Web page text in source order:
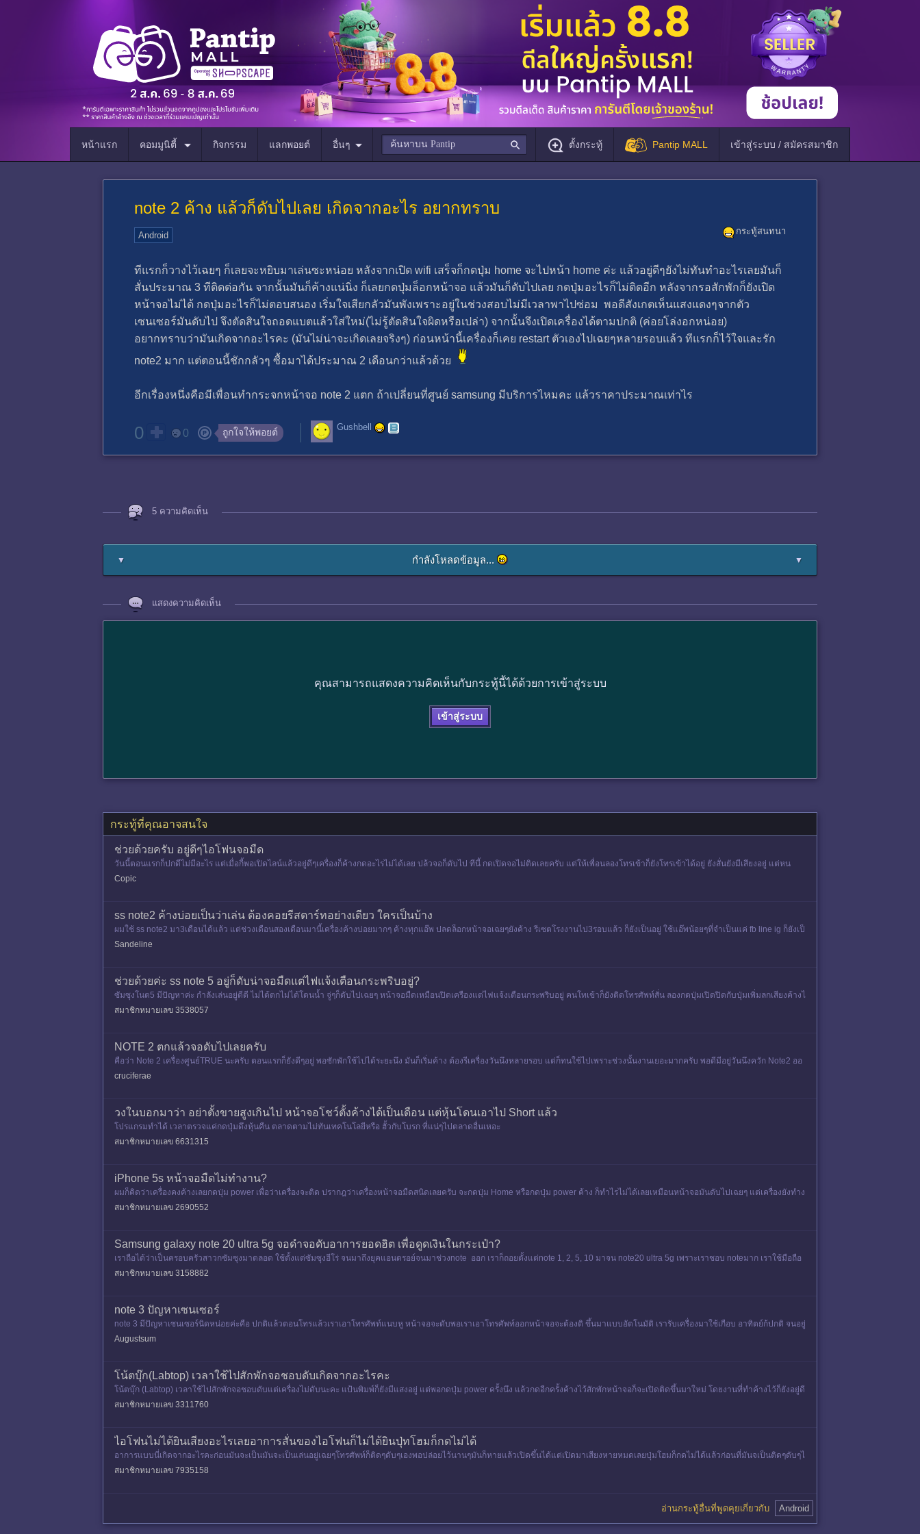
หน้าแรก คอมมูนิตี้ กิจกรรม แลกพอยต์ อื่นๆ ตั้งกระทู้ Pantip MALL เข้าสู่ระบบ / สมัครสมาชิก
note 2 ค้าง แล้วก็ดับไปเลย เกิดจากอะไร อยากทราบ
กระทู้สนทนา
Android
ทีแรกก็วางไว้เฉยๆ ก็เลยจะหยิบมาเล่นซะหน่อย หลังจากเปิด wifi เสร็จก็กดปุ่ม home จะไปหน้า home ค่ะ แล้วอยู่ดีๆยังไม่ทันทำอะไรเลยมันก็
สั่นประมาณ 3 ทีติดต่อกัน จากนั้นมันก็ค้างแน่นิ่ง ก็เลยกดปุ่มล็อกหน้าจอ แล้วมันก็ดับไปเลย กดปุ่มอะไรก็ไม่ติดอีก หลังจากรอสักพักก็ยังเปิด
หน้าจอไม่ได้ กดปุ่มอะไรก็ไม่ตอบสนอง เริ่มใจเสียกลัวมันพังเพราะอยู่ในช่วงสอบไม่มีเวลาพาไปซ่อม พอดีสังเกตเห็นแสงแดงๆจากตัว
เซนเซอร์มันดับไป จึงตัดสินใจถอดแบตแล้วใส่ใหม่(ไม่รู้ตัดสินใจผิดหรือเปล่า) จากนั้นจึงเปิดเครื่องได้ตามปกติ (ค่อยโล่งอกหน่อย)
อยากทราบว่ามันเกิดจากอะไรคะ (มันไม่น่าจะเกิดเลยจริงๆ) ก่อนหน้านี้เครื่องก็เคย restart ตัวเองไปเฉยๆหลายรอบแล้ว ทีแรกก็ไว้ใจและรัก
note2 มาก แต่ตอนนี้ชักกลัวๆ ซื้อมาได้ประมาณ 2 เดือนกว่าแล้วด้วย
อีกเรื่องหนึ่งคือมีเพื่อนทำกระจกหน้าจอ note 2 แตก ถ้าเปลี่ยนที่ศูนย์ samsung มีบริการไหมคะ แล้วราคาประมาณเท่าไร
0 0 ถูกใจให้พอยต์ Gushbell
5 ความคิดเห็น
▼ กำลังโหลดข้อมูล... ▼
แสดงความคิดเห็น
คุณสามารถแสดงความคิดเห็นกับกระทู้นี้ได้ด้วยการเข้าสู่ระบบ
เข้าสู่ระบบ
กระทู้ที่คุณอาจสนใจ
ช่วยด้วยครับ อยู่ดีๆไอโฟนจอมืด
วันนี้ตอนแรกก็ปกดีไม่มีอะไร แต่เมื่อกี้พอเปิดไลน์แล้วอยู่ดีๆเครื่องก็ค้างกดอะไรไม่ได้เลย ปล้วจอก็ดับไป ทีนี้ กดเปิดจอไม่ติดเลยครับ แต่ให้เพื่อนลองโทรเข้าก็ยังโทรเข้าได้อยู่ ยังสั่นยังมีเสียงอยู่ แต่หน
Copic
ss note2 ค้างบ่อยเป็นว่าเล่น ต้องคอยรีสตาร์ทอย่างเดียว ใครเป็นบ้าง
ผมใช้ ss note2 มา3เดือนได้แล้ว แต่ช่วงเดือนสองเดือนมานี้เครื่องค้างบ่อยมากๆ ค้างทุกแอ๊พ ปลดล็อกหน้าจอเฉยๆยังค้าง รีเซตโรงงานไป3รอบแล้ว ก็ยังเป็นอยู่ ใช้แอ๊พน้อยๆที่จำเป็นแค่ fb line ig ก็ยังเป็
นครับ ล
Sandeline
ช่วยด้วยค่ะ ss note 5 อยู่ก็ดับน่าจอมืดแต่ไฟแจ้งเตือนกระพริบอยู่?
ซัมซุงโนต5 มีปัญหาค่ะ กำลังเล่นอยู่ดีดี ไม่ได้ตกไม่ได้โดนน้ำ จู่ๆก็ดับไปเฉยๆ หน้าจอมืดเหมือนปิดเครืองแต่ไฟแจ้งเตือนกระพริบอยู่ คนโทเข้าก็ยังติดโทรศัพท์สั่น ลองกดปุ่มเปิดปิดกับปุ่มเพิ่มลกเสียงค้างไ
ว้เพ
สมาชิกหมายเลข 3538057
NOTE 2 ตกแล้วจอดับไปเลยครับ
คือว่า Note 2 เครื่องศูนย์TRUE นะครับ ตอนแรกก็ยังดีๆอยู่ พอซักพักใช้ไปได้ระยะนึง มันก็เริ่มค้าง ต้องรีเครื่องวันนึงหลายรอบ แต่ก็ทนใช้ไปเพราะช่วงนั้นงานเยอะมากครับ พอดีมีอยู่วันนึงควัก Note2 ออ
กมาจ
cruciferae
วงในบอกมาว่า อย่าตั้งขายสูงเกินไป หน้าจอโชว์ตั้งค้างได้เป็นเดือน แต่หุ้นโดนเอาไป Short แล้ว
โปรแกรมทำได้ เวลาตรวจแค่กดปุ่มดึงหุ้นคืน ตลาดตามไม่ทันเทคโนโลยีหรือ ฮั้วกับโบรก ที่แน่ๆไปตลาดอื่นเหอะ
สมาชิกหมายเลข 6631315
iPhone 5s หน้าจอมืดไม่ทำงาน?
ผมก็คิดว่าเครื่องคงค้างเลยกดปุ่ม power เพื่อว่าเครื่องจะติด ปรากฎว่าเครื่องหน้าจอมืดสนิดเลยครับ จะกดปุ่ม Home หรือกดปุ่ม power ค้าง ก็ทำไรไม่ได้เลยเหมือนหน้าจอมันดับไปเฉยๆ แต่เครื่องยังทำง
านนะครับ แต่
สมาชิกหมายเลข 2690552
Samsung galaxy note 20 ultra 5g จอดำจอดับอาการยอดฮิต เพื่อดูดเงินในกระเป๋า?
เราถือได้ว่าเป็นครอบครัวสาวกซัมซุงมาตลอด​ ใช้ตั้งแต่ซัมซุงฮีโร่​ จนมาถึงยุคแอนดรอย์​ จนมาช่วง​note ออก​ เราก็ถอยตั้งแต่​note 1, 2, 5, 10 มาจน​ note20 ultra 5g เพราะเราชอบ noteมาก เราใช้มือถือ
ท
สมาชิกหมายเลข 3158882
note 3 ปัญหาเซนเซอร์
note 3 มีปัญหาเซนเซอร์นิดหน่อยค่ะคือ ปกติแล้วตอนโทรแล้วเราเอาโทรศัพท์แนบหู หน้าจอจะดับพอเราเอาโทรศัพท์ออกหน้าจอจะต้องติ ขึ้นมาแบบอัตโนมัติ เรารับเครื่องมาใช้เกือบ อาทิตย์ก้ปกติ จนอยู่
มันขึ้นว่า ให้
Augustsum
โน้ตบุ๊ก(Labtop) เวลาใช้ไปสักพักจอชอบดับเกิดจากอะไรคะ
โน้ตบุ๊ก (Labtop) เวลาใช้ไปสักพักจอชอบดับแต่เครื่องไม่ดับนะคะ แป้นพิมพ์ก็ยังมีแสงอยู่ แต่พอกดปุ่ม power ครั้งนึง แล้วกดอีกครั้งค้างไว้สักพักหน้าจอก็จะเปิดติดขึ้นมาใหม่ โดยงานที่ทำค้างไว้ก็ยังอยู่ดี
ค่ะ
สมาชิกหมายเลข 3311760
ไอโฟนไม่ได้ยินเสียงอะไรเลยอาการสั่นของไอโฟนก็ไม่ได้ยินปุ่ทโฮมก็กดไม่ได้
อาการแบบนี่เกิดจากอะไรคะก่อนมันจะเป็นมันจะเป็นเล่นอยู่เฉยๆโทรศัพท์ก็ติดๆดับๆเองพอปล่อยไว้นานๆมันก็หายแล้วเปิดขึ้นได้แต่เปิดมาเสียงหายหมดเลยปุ่มโฮมก็กดไม่ได้แล้วก่อนที่มันจเป็นติดๆดับๆไ
อโฟนเรามีอาการโท
สมาชิกหมายเลข 7935158
อ่านกระทู้อื่นที่พูดคุยเกี่ยวกับ Android